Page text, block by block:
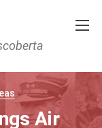
Air